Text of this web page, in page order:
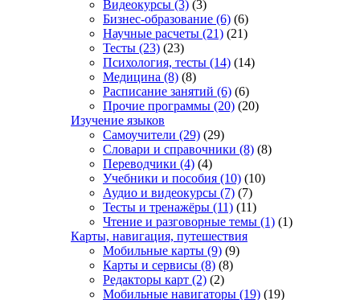
Видеокурсы (3) (3)
Бизнес-образование (6) (6)
Научные расчеты (21) (21)
Тесты (23) (23)
Психология, тесты (14) (14)
Медицина (8) (8)
Расписание занятий (6) (6)
Прочие программы (20) (20)
Изучение языков
Самоучители (29) (29)
Словари и справочники (8) (8)
Переводчики (4) (4)
Учебники и пособия (10) (10)
Аудио и видеокурсы (7) (7)
Тесты и тренажёры (11) (11)
Чтение и разговорные темы (1) (1)
Карты, навигация, путешествия
Мобильные карты (9) (9)
Карты и сервисы (8) (8)
Редакторы карт (2) (2)
Мобильные навигаторы (19) (19)